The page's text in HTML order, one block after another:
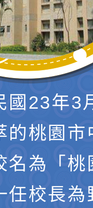
國23年3
的桃園市
名為「桃
任校長為